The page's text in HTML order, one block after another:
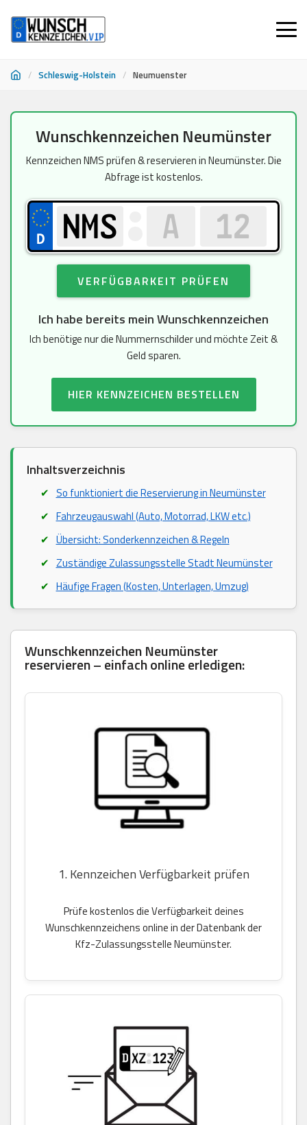
/ Schleswig-Holstein / Neumuenster
springen
Wunschkennzeichen Neumünster
Kennzeichen NMS prüfen & reservieren in Neumünster. Die
Abfrage ist kostenlos.
VERFÜGBARKEIT PRÜFEN
Ich habe bereits mein Wunschkennzeichen
Ich benötige nur die Nummernschilder und möchte Zeit &
Geld sparen.
HIER KENNZEICHEN BESTELLEN
Inhaltsverzeichnis
So funktioniert die Reservierung in Neumünster
Fahrzeugauswahl (Auto, Motorrad, LKW etc.)
Übersicht: Sonderkennzeichen & Regeln
Zuständige Zulassungsstelle Stadt Neumünster
Häufige Fragen (Kosten, Unterlagen, Umzug)
Wunschkennzeichen Neumünster
reservieren – einfach online erledigen:
1. Kennzeichen Verfügbarkeit prüfen
Prüfe kostenlos die Verfügbarkeit deines
Wunschkennzeichens online in der Datenbank der
Kfz-Zulassungsstelle Neumünster.